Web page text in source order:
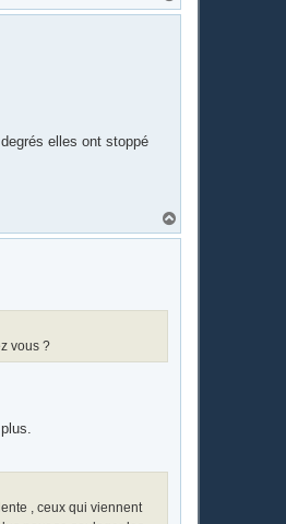
a
elles ont stoppé
a
vous ?
, ceux qui viennent